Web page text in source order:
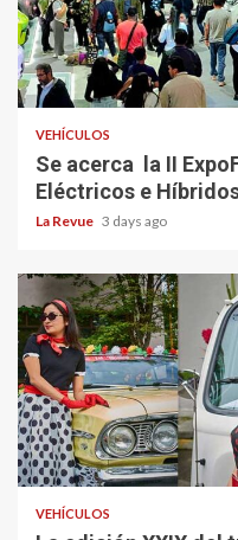
VEHÍCULOS
Se acerca la II
Eléctricos e
La Revue 3 days ago
VEHÍCULOS